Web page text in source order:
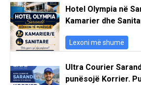
Hotel Olympia në
Kamarier dhe
Lexoni më shumë
Ultra Courier
punësojë Korrier.